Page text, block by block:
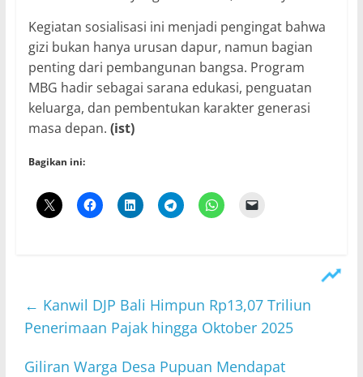
Kegiatan sosialisasi ini menjadi pengingat bahwa
gizi bukan hanya urusan dapur, namun bagian
penting dari pembangunan bangsa. Program
MBG hadir sebagai sarana edukasi, penguatan
keluarga, dan pembentukan karakter generasi
masa depan. (ist)
Bagikan ini:
← Kanwil DJP Bali Himpun Rp13,07 Triliun
Penerimaan Pajak hingga Oktober 2025
Giliran Warga Desa Pupuan Mendapat